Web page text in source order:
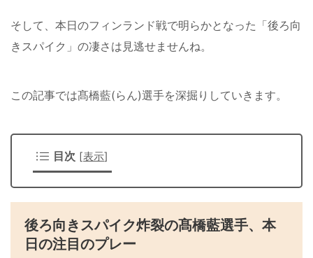
そして、本日のフィンランド戦で明らかとなった「後ろ向
きスパイク」の凄さは見逃せませんね。
この記事では髙橋藍(らん)選手を深掘りしていきます。
目次 [表示]
後ろ向きスパイク炸裂の髙橋藍選手、本
日の注目のプレー